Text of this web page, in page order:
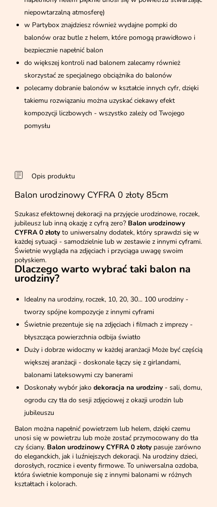
niepowtarzalną atmosferę)
w Partybox znajdziesz również wydajne pompki do
balonów oraz butle z helem, które pomogą prawidłowo i
bezpiecznie napełnić balon
do większej kontroli nad balonem zalecamy również
skorzystać ze specjalnego obciążnika do balonów
polecamy dobranie balonów w kształcie innych cyfr, dzięki
takiemu rozwiązaniu można uzyskać ciekawy efekt
kompozycji liczbowych - wszystko zależy od Twojego
pomysłu
Opis produktu
Balon urodzinowy CYFRA 0 złoty 85cm
Szukasz efektownej dekoracji na przyjęcie urodzinowe, roczek,
jubileusz lub inną okazję z cyfrą zero? Balon urodzinowy
CYFRA 0 złoty to uniwersalny dodatek, który sprawdzi się w
każdej sytuacji - samodzielnie lub w zestawie z innymi cyframi.
Świetnie wygląda na zdjęciach i przyciąga uwagę swoim
połyskiem.
Dlaczego warto wybrać taki balon na
urodziny?
Idealny na urodziny, roczek, 10, 20, 30... 100 urodziny -
tworzy spójne kompozycje z innymi cyframi
Świetnie prezentuje się na zdjęciach i filmach z imprezy -
błyszcząca powierzchnia odbija światło
Duży i dobrze widoczny w każdej aranżacji Może być częścią
większej aranżacji - doskonale łączy się z girlandami,
balonami lateksowymi czy banerami
Doskonały wybór jako dekoracja na urodziny - sali, domu,
ogrodu czy tła do sesji zdjęciowej z okazji urodzin lub
jubileuszu
Balon można napełnić powietrzem lub helem, dzięki czemu
unosi się w powietrzu lub może zostać przymocowany do tła
czy ściany. Balon urodzinowy CYFRA 0 złoty pasuje zarówno
do eleganckich, jak i luźniejszych dekoracji. Na urodziny dzieci,
dorosłych, rocznice i eventy firmowe. To uniwersalna ozdoba,
która świetnie komponuje się z innymi balonami w różnych
kształtach i kolorach.